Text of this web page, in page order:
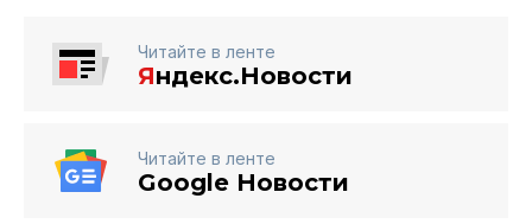
Читайте в ленте
Яндекс.Новости
Читайте в ленте
Google Новости